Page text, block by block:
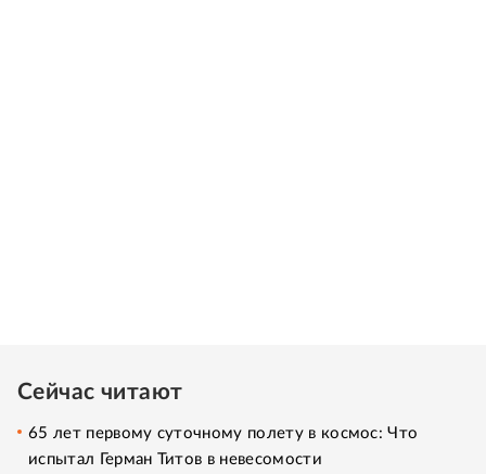
Сейчас читают
65 лет первому суточному полету в космос: Что
испытал Герман Титов в невесомости